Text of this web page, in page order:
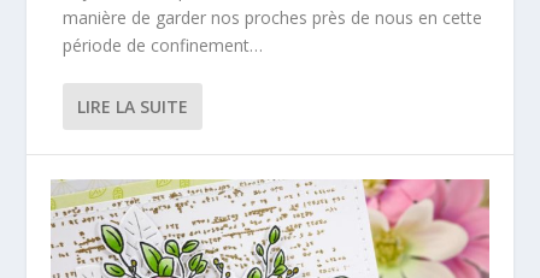
manière de garder nos proches près de nous en cette
période de confinement…
LIRE LA SUITE